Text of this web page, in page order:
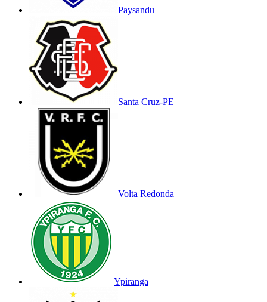
Paysandu
Santa Cruz-PE
Volta Redonda
Ypiranga